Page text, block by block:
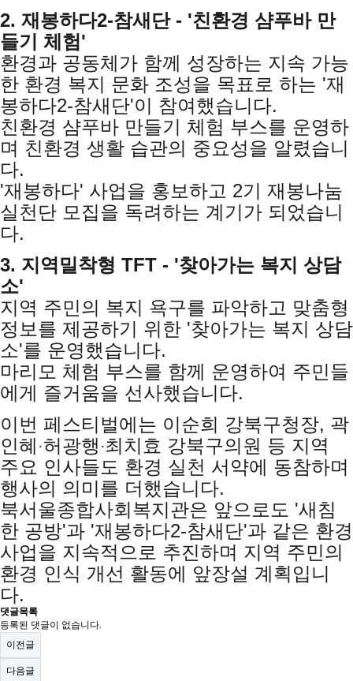
2. 재봉하다2-참새단 - '친환경 샴푸바 만
들기 체험'
환경과 공동체가 함께 성장하는 지속 가능
한 환경 복지 문화 조성을 목표로 하는 '재
봉하다2-참새단'이 참여했습니다.
친환경 샴푸바 만들기 체험 부스를 운영하
며 친환경 생활 습관의 중요성을 알렸습니
다.
'재봉하다' 사업을 홍보하고 2기 재봉나눔
실천단 모집을 독려하는 계기가 되었습니
다.
3. 지역밀착형 TFT - '찾아가는 복지 상담
소'
지역 주민의 복지 욕구를 파악하고 맞춤형
정보를 제공하기 위한 '찾아가는 복지 상담
소'를 운영했습니다.
마리모 체험 부스를 함께 운영하여 주민들
에게 즐거움을 선사했습니다.
이번 페스티벌에는 이순희 강북구청장, 곽
인혜 ·허광행 ·최치효 강북구의원 등 지역
주요 인사들도 환경 실천 서약에 동참하며
행사의 의미를 더했습니다.
북서울종합사회복지관은 앞으로도 '새침
한 공방'과 '재봉하다2-참새단'과 같은 환경
사업을 지속적으로 추진하며 지역 주민의
환경 인식 개선 활동에 앞장설 계획입니
다.
댓글목록
등록된 댓글이 없습니다.
이전글
다음글